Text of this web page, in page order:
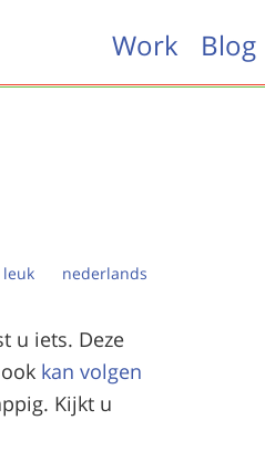
Work Blog
leuk nederlands
u iets. Deze
kan volgen
Kijkt u